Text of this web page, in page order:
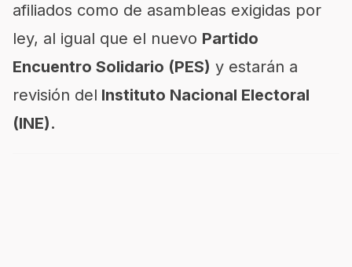
afiliados como de asambleas exigidas por
ley, al igual que el nuevo Partido
Encuentro Solidario (PES) y estarán a
revisión del Instituto Nacional Electoral
(INE).